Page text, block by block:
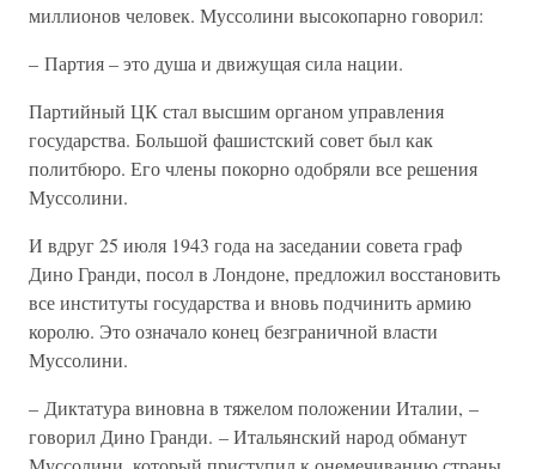
миллионов человек. Муссолини высокопарно говорил:
– Партия – это душа и движущая сила нации.
Партийный ЦК стал высшим органом управления
государства. Большой фашистский совет был как
политбюро. Его члены покорно одобряли все решения
Муссолини.
И вдруг 25 июля 1943 года на заседании совета граф
Дино Гранди, посол в Лондоне, предложил восстановить
все институты государства и вновь подчинить армию
королю. Это означало конец безграничной власти
Муссолини.
– Диктатура виновна в тяжелом положении Италии, –
говорил Дино Гранди. – Итальянский народ обманут